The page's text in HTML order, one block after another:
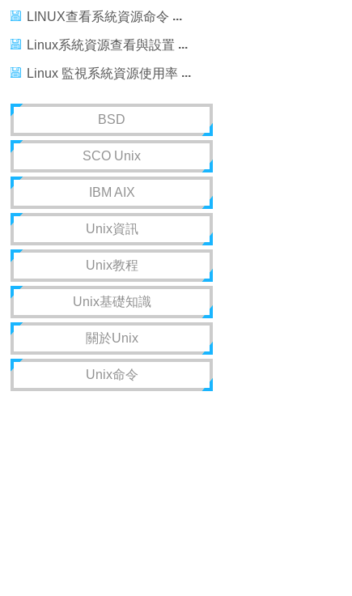
LINUX查看系統資源命令
Linux系統資源查看與設置
Linux 監視系統資源使用率
BSD
SCO Unix
IBM AIX
Unix資訊
Unix教程
Unix基礎知識
關於Unix
Unix命令